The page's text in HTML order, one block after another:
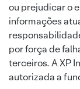
ou prejudicar o
informações
por força de
terceiros. A XP
autorizada a